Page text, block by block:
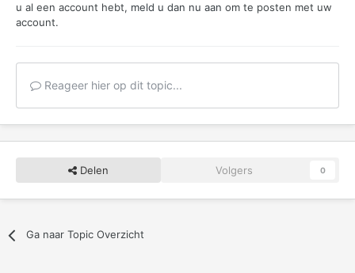
u al een account hebt, meld u dan nu aan om te posten met uw
account.
Reageer hier op dit topic...
Delen Volgers 0
Ga naar Topic Overzicht